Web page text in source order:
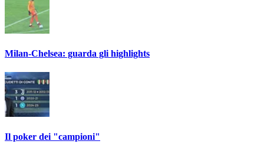
Milan-Chelsea: guarda gli highlights
Il poker dei "campioni"